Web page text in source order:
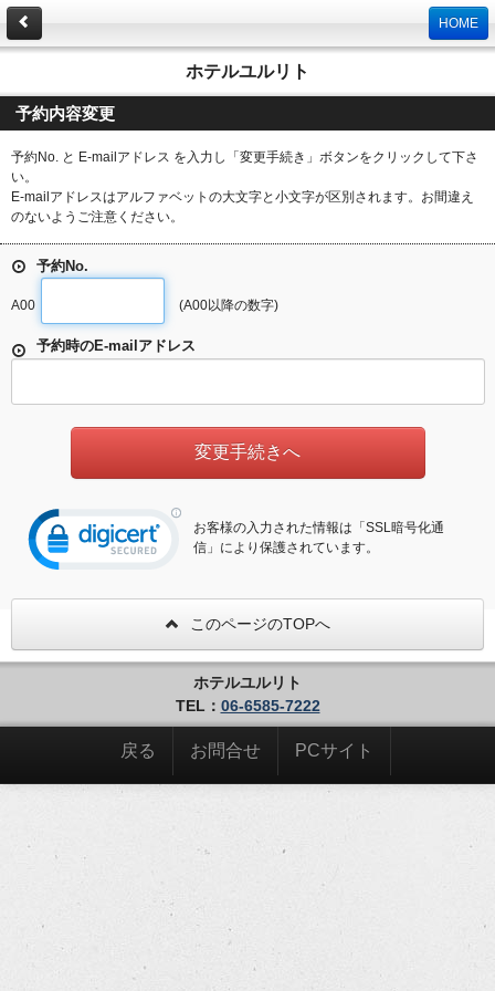
HOME
ホテルユルリト
予約内容変更
予約No. と E-mailアドレス を入力し「変更手続き」ボタンをクリックして下さ
い。
E-mailアドレスはアルファベットの大文字と小文字が区別されます。お間違え
のないようご注意ください。
予約No.
A00 (A00以降の数字)
予約時のE-mailアドレス
お客様の入力された情報は「SSL暗号化通
信」により保護されています。
このページのTOPへ
ホテルユルリト
TEL： 06-6585-7222
戻る お問合せ PCサイト